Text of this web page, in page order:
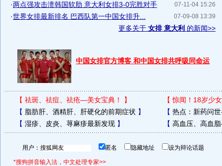
07-11-04 15:26
·两点强攻击溃韩国软肋 意大利女排3-0完胜对手
07-09-08 13:39
·世界女排最新排名 巴西队第一中国女排升...
更多关于 女排 意大利 的新闻>>
中国女排官方博客 和中国女排共呼吸同命运
【 祛斑、祛痘、祛疮—美女宝典！ 】 【惊闻！18岁少
【 脂肪肝、酒精肝、肝硬化的前期症状 】 【 热点：新药问
【 湿疹、皮炎、荨麻疹最新发现】 【 高血压、高血
用户： 匿名 隐藏地址 设为辩论话题
*搜狗拼音输入法，中文处理专家>>